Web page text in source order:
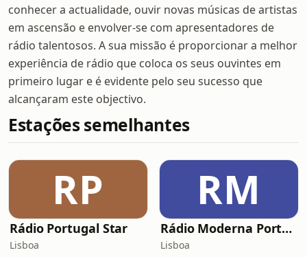
conhecer a actualidade, ouvir novas músicas de artistas
em ascensão e envolver-se com apresentadores de
rádio talentosos. A sua missão é proporcionar a melhor
experiência de rádio que coloca os seus ouvintes em
primeiro lugar e é evidente pelo seu sucesso que
alcançaram este objectivo.
Estações semelhantes
RP
Rádio Portugal Star
Lisboa
RM
Rádio Moderna Portugal
Lisboa